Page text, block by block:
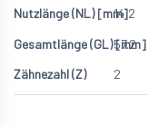
14.2
57.2
2